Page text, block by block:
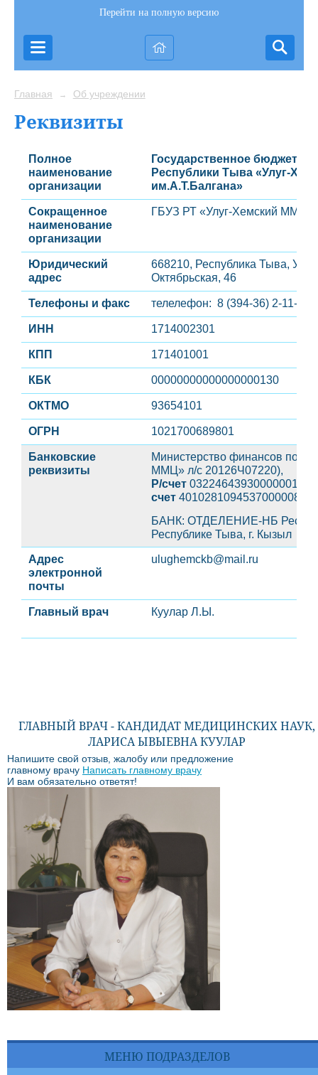
Перейти на полную версию
Главная → Об учреждении
Реквизиты
Полное
наименование
организации
Государственное
Республики Тыва «Улуг-
им.А.Т.Балгана»
Сокращенное
наименование
организации
ГБУЗ РТ «Улуг-Хемский ММЦ»
Юридический
адрес
668210, Республика Тыва,
Октябрьская, 46
Телефоны и факс телелефон: 8 (394-36) 2-11-75,
ИНН 1714002301
КПП 171401001
КБК 00000000000000000130
ОКТМО 93654101
ОГРН 1021700689801
Банковские
реквизиты
Министерство финансов по
ММЦ» л/с 20126Ч07220),
Р/счет
счет 40102810945370000080
БАНК: ОТДЕЛЕНИЕ-НБ
Республике Тыва, г. Кызыл
Адрес
электронной
почты
ulughemckb@mail.ru
Главный врач Куулар Л.Ы.
ГЛАВНЫЙ ВРАЧ - КАНДИДАТ МЕДИЦИНСКИХ НАУК,
ЛАРИСА ЫВЫЕВНА КУУЛАР
Напишите свой отзыв, жалобу или предложение
главному врачу Написать главному врачу
И вам обязательно ответят!
МЕНЮ ПОДРАЗДЕЛОВ